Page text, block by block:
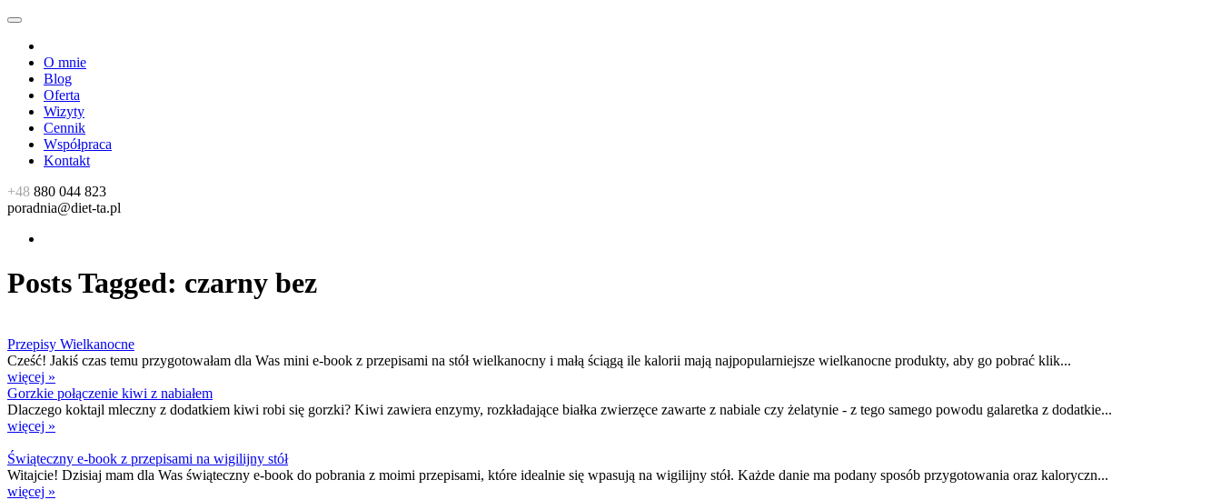
O mnie
Blog
Oferta
Wizyty
Cennik
Współpraca
Kontakt
+48 880 044 823
poradnia@diet-ta.pl
Posts Tagged: czarny bez
Przepisy Wielkanocne
Cześć! Jakiś czas temu przygotowałam dla Was mini e-book z przepisami na stół wielkanocny i małą ściągą ile kalorii mają najpopularniejsze wielkanocne produkty, aby go pobrać klik...
więcej »
Gorzkie połączenie kiwi z nabiałem
Dlaczego koktajl mleczny z dodatkiem kiwi robi się gorzki? Kiwi zawiera enzymy, rozkładające białka zwierzęce zawarte z nabiale czy żelatynie - z tego samego powodu galaretka z dodatkie...
więcej »
Świąteczny e-book z przepisami na wigilijny stół
Witajcie! Dzisiaj mam dla Was świąteczny e-book do pobrania z moimi przepisami, które idealnie się wpasują na wigilijny stół. Każde danie ma podany sposób przygotowania oraz kaloryczn...
więcej »